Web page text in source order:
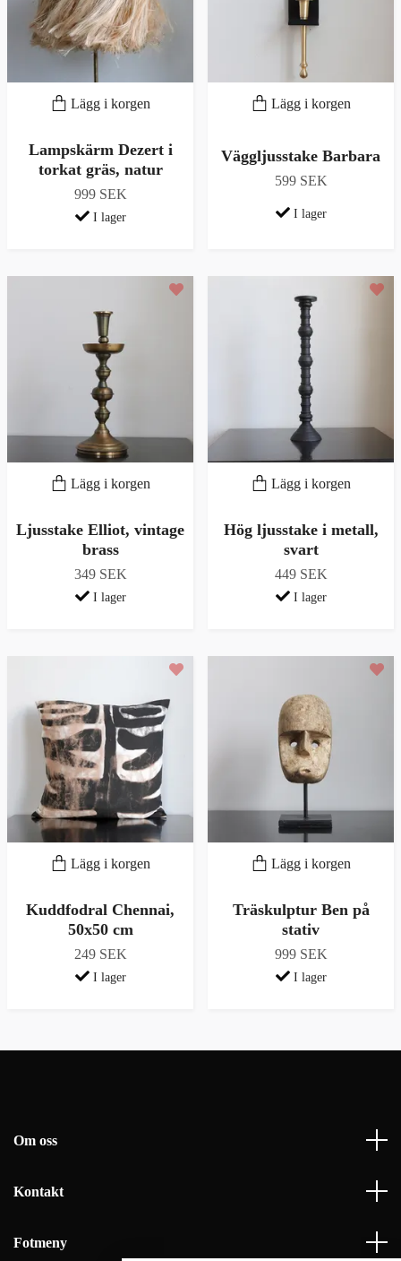
Lägg i korgen
Lampskärm Dezert i
torkat gräs, natur
999 SEK
I lager
Lägg i korgen
Väggljusstake Barbara
599 SEK
I lager
Lägg i korgen
Ljusstake Elliot, vintage
brass
349 SEK
I lager
Lägg i korgen
Hög ljusstake i metall,
svart
449 SEK
I lager
Lägg i korgen
Kuddfodral Chennai,
50x50 cm
249 SEK
I lager
Lägg i korgen
Träskulptur Ben på
stativ
999 SEK
I lager
Om oss
Kontakt
Fotmeny